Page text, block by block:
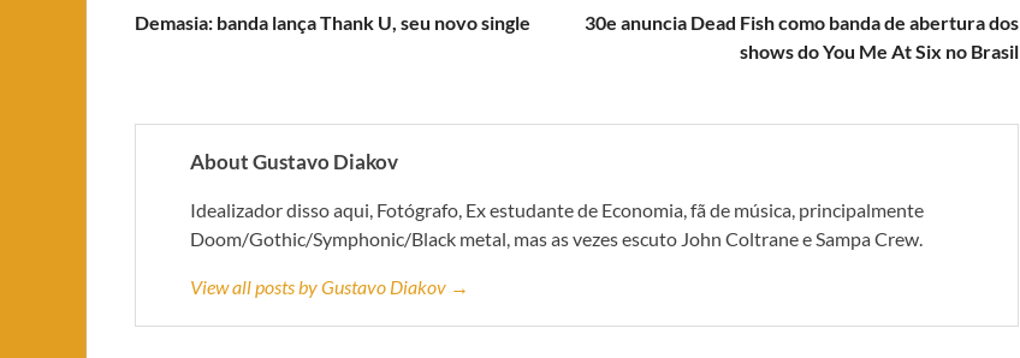
Demasia: banda lança Thank U, seu novo single
30e anuncia Dead Fish como banda de abertura dos
shows do You Me At Six no Brasil
About Gustavo Diakov
Idealizador disso aqui, Fotógrafo, Ex estudante de Economia, fã de música, principalmente
Doom/Gothic/Symphonic/Black metal, mas as vezes escuto John Coltrane e Sampa Crew.
View all posts by Gustavo Diakov →